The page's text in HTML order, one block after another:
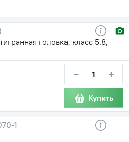
головка, класс 5.8,
− +
Купить
1